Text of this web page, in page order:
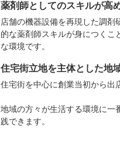
薬剤師としてのスキルが高
店舗の機器設備を再現した調
的な薬剤師スキルが身につくこ
な環境です。
住宅街立地を主体とした地
住宅街を中心に創業当初から出
地域の方々が生活する環境に一
践できます。